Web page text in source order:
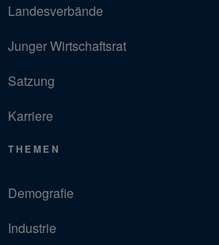
Landesverbände
Junger Wirtschaftsrat
Satzung
Karriere
THEMEN
Demografie
Industrie